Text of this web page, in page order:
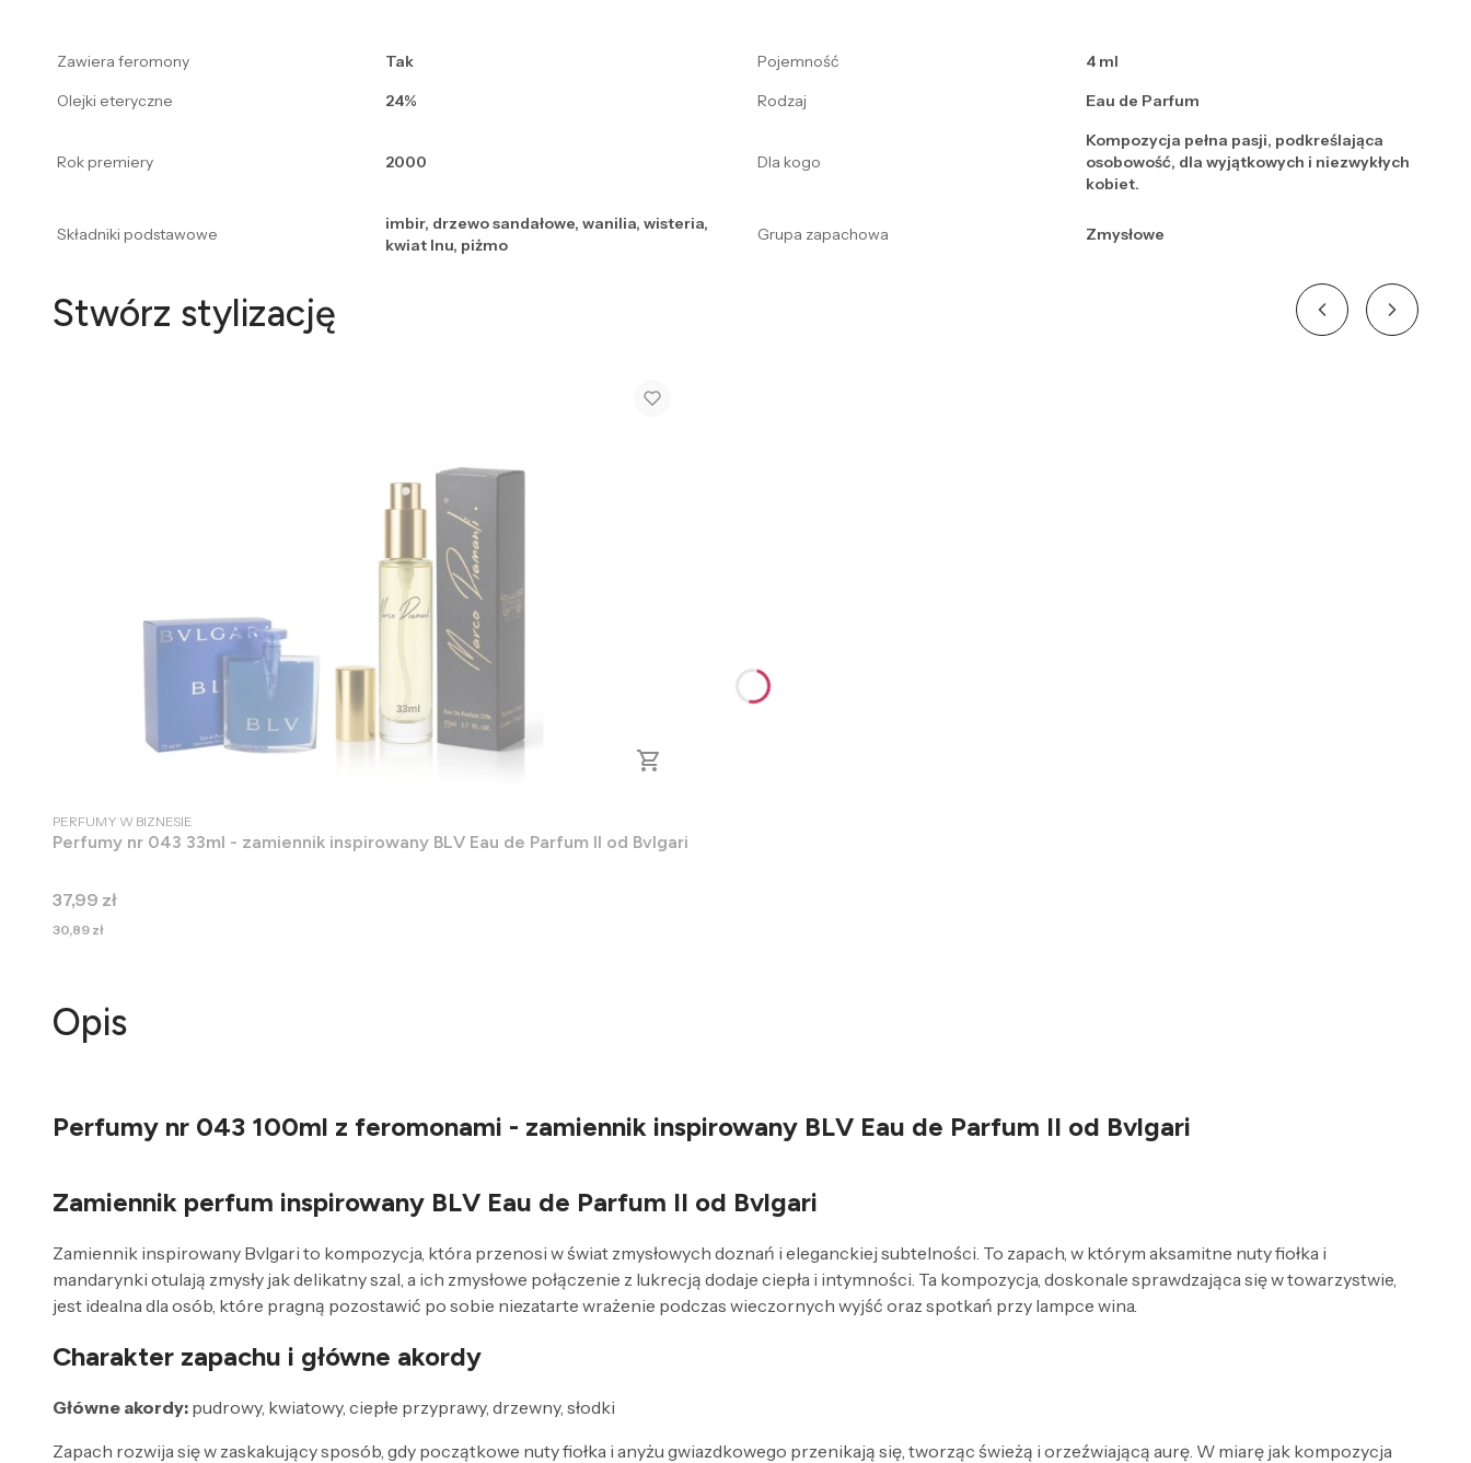
Zawiera feromony Tak Pojemność
4 ml
Olejki eteryczne
24% Rodzaj Eau de Parfum
Rok premiery 2000 Dla kogo
Kompozycja pełna pasji, podkreślająca
osobowość, dla wyjątkowych i niezwykłych
kobiet.
Składniki podstawowe
imbir, drzewo sandałowe, wanilia, wisteria,
kwiat lnu, piżmo
Grupa zapachowa Zmysłowe
Stwórz stylizację
PRODUCENT
PERFUMY W BIZNESIE
Perfumy nr 043 33ml - zamiennik inspirowany BLV Eau de Parfum II od Bvlgari
Cena
37,99 zł
Cena
30,89 zł
Opis
Perfumy nr 043 100ml z feromonami - zamiennik inspirowany BLV Eau de Parfum II od Bvlgari
Zamiennik perfum inspirowany BLV Eau de Parfum II od Bvlgari
Zamiennik inspirowany Bvlgari to kompozycja, która przenosi w świat zmysłowych doznań i eleganckiej subtelności. To zapach, w którym aksamitne nuty fiołka i
mandarynki otulają zmysły jak delikatny szal, a ich zmysłowe połączenie z lukrecją dodaje ciepła i intymności. Ta kompozycja, doskonale sprawdzająca się w towarzystwie,
jest idealna dla osób, które pragną pozostawić po sobie niezatarte wrażenie podczas wieczornych wyjść oraz spotkań przy lampce wina.
Charakter zapachu i główne akordy
Główne akordy: pudrowy, kwiatowy, ciepłe przyprawy, drzewny, słodki
Zapach rozwija się w zaskakujący sposób, gdy początkowe nuty fiołka i anyżu gwiazdkowego przenikają się, tworząc świeżą i orzeźwiającą aurę. W miarę jak kompozycja